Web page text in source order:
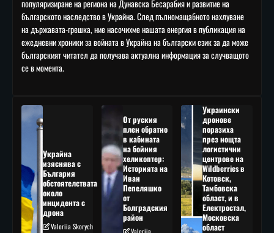
популяризиране на региона на Дунавска Бесарабия и развитие на
българското наследство в Украйна. След пълномащабното нахлуване
на държавата-грешка, ние насочихме нашата енергия в публикация на
ежедневни хроники за войната в Украйна на български език за да може
българският читател да получава актуална информация за случващото
се в момента.
Украйна
изяснява с
България
обстоятелствата
около
инцидента с
дрона
Valeriia Skorych
От руския
плен обратно
в кабината
на бойния
хеликоптер:
Историята на
Иван
Пепеляшко
от
Болградския
район
Украински
дронове
поразиха
през нощта
логистични
центрове на
Wildberries в
Котовск,
Тамбовска
област, и в
Електростал,
Московска
област